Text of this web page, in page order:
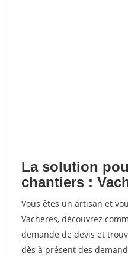
La solution
chantiers :
Vous êtes un artisan et
Vacheres, découvrez
demande de devis et
dès à présent des